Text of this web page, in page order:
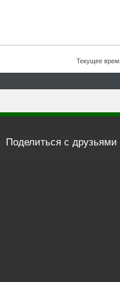
Текущее
Поделиться с друзьями